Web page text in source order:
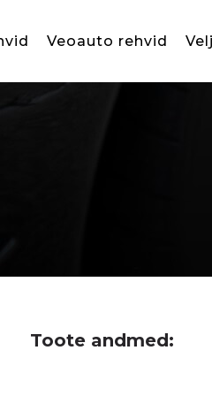
Veoauto rehvid
Toote andmed: